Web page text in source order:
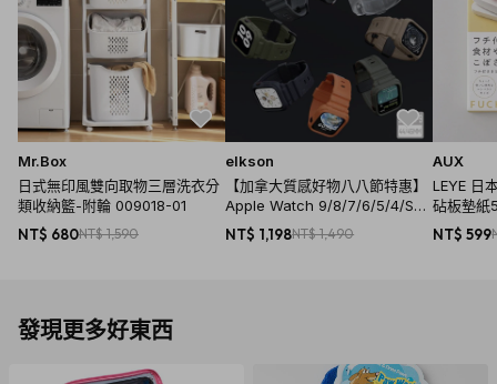
Mr.Box
日式無印風雙向取物三層洗衣分
類收納籃-附輪 009018-01
NT$ 680NT$ 1,590
elkson
【加拿大質感好物八八節特惠】
Apple Watch 9/8/7/6/5/4/SE
一體成形軍規錶帶 - 44/45mm(
8色)
NT$ 1,198NT$ 1,490
AUX
LEYE 日
砧板墊紙
NT$ 599
發現更多好東西